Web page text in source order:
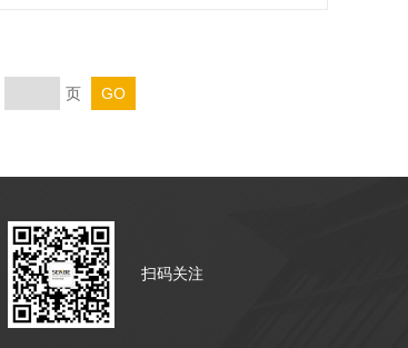
页
扫码关注